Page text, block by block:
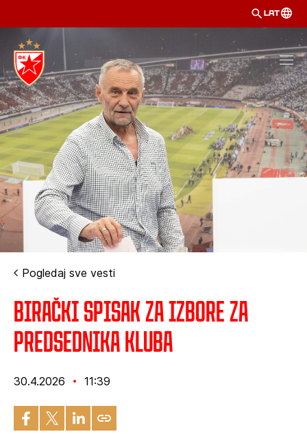
LAT
Pogledaj sve vesti
Birački spisak za izbore za
predsednika Kluba
30.4.2026 11:39